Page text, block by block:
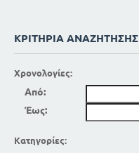
ΚΡΙΤΉΡΙΑ ΑΝΑΖΉΤΗΣΗΣ
Χρονολογίες:
Από:
Έως:
Κατηγορίες: